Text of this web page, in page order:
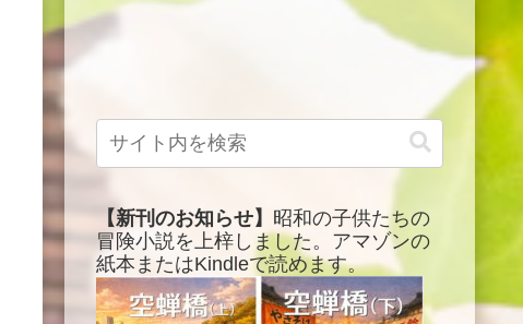
【新刊のお知らせ】 昭和の子供たちの
冒険小説を上梓しました。アマゾンの
紙本またはKindleで読めます。